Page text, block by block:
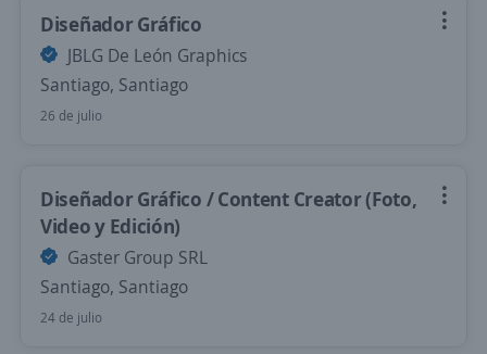
Diseñador Gráfico
JBLG De León Graphics
Santiago, Santiago
26 de julio
Diseñador Gráfico / Content Creator (Foto,
Video y Edición)
Gaster Group SRL
Santiago, Santiago
24 de julio